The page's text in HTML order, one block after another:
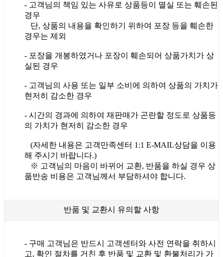
- 고객님의 책임 있는 사유로 상품등이 멸실 또는 훼손된
경우
단, 상품의 내용을 확인하기 위하여 포장 등을 훼손한
경우는 제외
- 포장을 개봉하였거나 포장이 훼손되어 상품가치가 상
실된 경우
- 고객님의 사용 또는 일부 소비에 의하여 상품의 가치가
현저히 감소한 경우
- 시간의 경과에 의하여 재판매가 곤란할 정도로 상품등
의 가치가 현저히 감소한 경우
(자세한 내용은 고객만족센터 1:1 E-MAIL상담을 이용
해 주시기 바랍니다.)
※ 고객님의 마음이 바뀌어 교환, 반품을 하실 경우 상
품반송 비용은 고객님께서 부담하셔야 합니다.
반품 및 교환시 유의할 사항
- 구매 고객님은 반드시 고객센터와 사전 연락을 취하시
고, 확인 절차를 거친 후 반품 및 교환 및 환불처리가 가